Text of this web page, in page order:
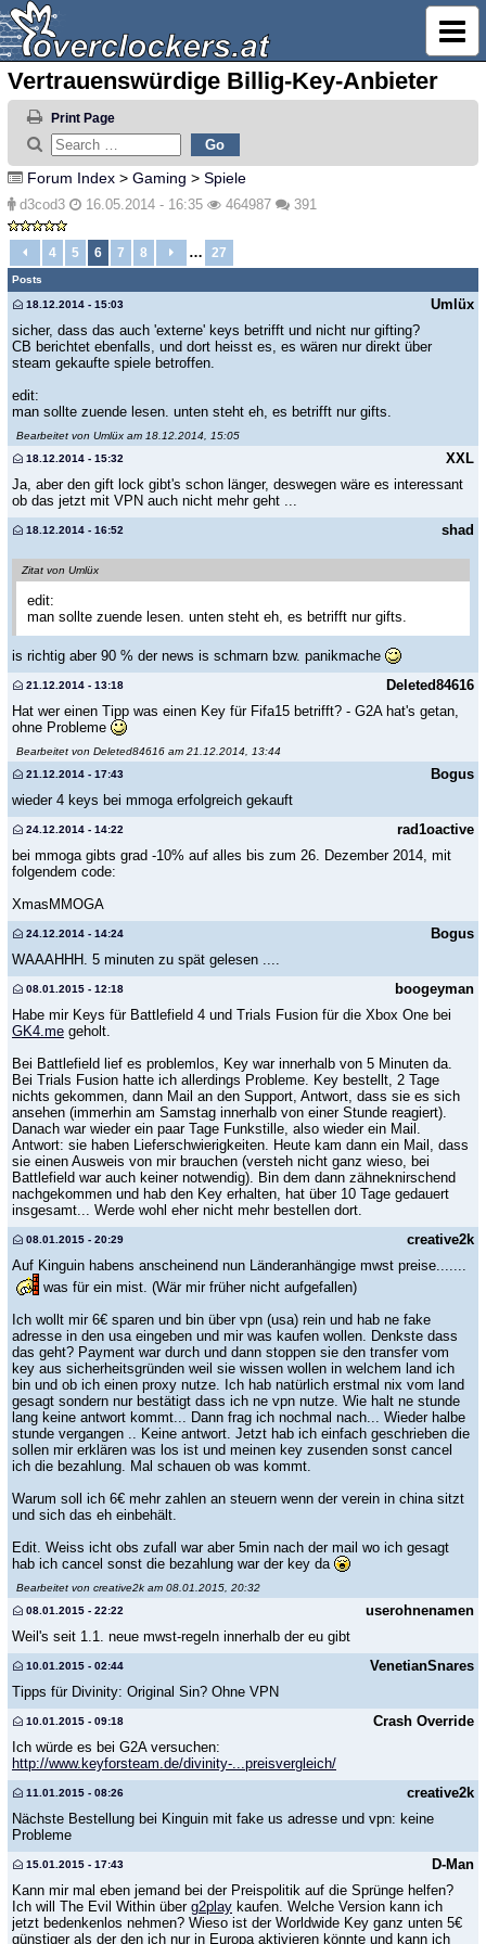
Vertrauenswürdige Billig-Key-Anbieter
Print Page
Forum Index > Gaming > Spiele
d3cod3 16.05.2014 - 16:35 464987 391
4 5 6 7 8 … 27
Posts
Umlüx
18.12.2014 - 15:03
sicher, dass das auch 'externe' keys betrifft und nicht nur gifting?
CB berichtet ebenfalls, und dort heisst es, es wären nur direkt über
steam gekaufte spiele betroffen.
edit:
man sollte zuende lesen. unten steht eh, es betrifft nur gifts.
Bearbeitet von Umlüx am 18.12.2014, 15:05
XXL
18.12.2014 - 15:32
Ja, aber den gift lock gibt's schon länger, deswegen wäre es interessant
ob das jetzt mit VPN auch nicht mehr geht ...
shad
18.12.2014 - 16:52
Zitat von Umlüx
edit:
man sollte zuende lesen. unten steht eh, es betrifft nur gifts.
is richtig aber 90 % der news is schmarn bzw. panikmache
Deleted84616
21.12.2014 - 13:18
Hat wer einen Tipp was einen Key für Fifa15 betrifft? - G2A hat's getan,
ohne Probleme
Bearbeitet von Deleted84616 am 21.12.2014, 13:44
Bogus
21.12.2014 - 17:43
wieder 4 keys bei mmoga erfolgreich gekauft
rad1oactive
24.12.2014 - 14:22
bei mmoga gibts grad -10% auf alles bis zum 26. Dezember 2014, mit
folgendem code:
XmasMMOGA
Bogus
24.12.2014 - 14:24
WAAAHHH. 5 minuten zu spät gelesen ....
boogeyman
08.01.2015 - 12:18
Habe mir Keys für Battlefield 4 und Trials Fusion für die Xbox One bei
GK4.me geholt.
Bei Battlefield lief es problemlos, Key war innerhalb von 5 Minuten da.
Bei Trials Fusion hatte ich allerdings Probleme. Key bestellt, 2 Tage
nichts gekommen, dann Mail an den Support, Antwort, dass sie es sich
ansehen (immerhin am Samstag innerhalb von einer Stunde reagiert).
Danach war wieder ein paar Tage Funkstille, also wieder ein Mail.
Antwort: sie haben Lieferschwierigkeiten. Heute kam dann ein Mail, dass
sie einen Ausweis von mir brauchen (versteh nicht ganz wieso, bei
Battlefield war auch keiner notwendig). Bin dem dann zähneknirschend
nachgekommen und hab den Key erhalten, hat über 10 Tage gedauert
insgesamt... Werde wohl eher nicht mehr bestellen dort.
creative2k
08.01.2015 - 20:29
Auf Kinguin habens anscheinend nun Länderanhängige mwst preise.......
was für ein mist. (Wär mir früher nicht aufgefallen)
Ich wollt mir 6€ sparen und bin über vpn (usa) rein und hab ne fake
adresse in den usa eingeben und mir was kaufen wollen. Denkste dass
das geht? Payment war durch und dann stoppen sie den transfer vom
key aus sicherheitsgründen weil sie wissen wollen in welchem land ich
bin und ob ich einen proxy nutze. Ich hab natürlich erstmal nix vom land
gesagt sondern nur bestätigt dass ich ne vpn nutze. Wie halt ne stunde
lang keine antwort kommt... Dann frag ich nochmal nach... Wieder halbe
stunde vergangen .. Keine antwort. Jetzt hab ich einfach geschrieben die
sollen mir erklären was los ist und meinen key zusenden sonst cancel
ich die bezahlung. Mal schauen ob was kommt.
Warum soll ich 6€ mehr zahlen an steuern wenn der verein in china sitzt
und sich das eh einbehält.
Edit. Weiss icht obs zufall war aber 5min nach der mail wo ich gesagt
hab ich cancel sonst die bezahlung war der key da
Bearbeitet von creative2k am 08.01.2015, 20:32
userohnenamen
08.01.2015 - 22:22
Weil's seit 1.1. neue mwst-regeln innerhalb der eu gibt
VenetianSnares
10.01.2015 - 02:44
Tipps für Divinity: Original Sin? Ohne VPN
Crash Override
10.01.2015 - 09:18
Ich würde es bei G2A versuchen:
http://www.keyforsteam.de/divinity-...preisvergleich/
creative2k
11.01.2015 - 08:26
Nächste Bestellung bei Kinguin mit fake us adresse und vpn: keine
Probleme
D-Man
15.01.2015 - 17:43
Kann mir mal eben jemand bei der Preispolitik auf die Sprünge helfen?
Ich will The Evil Within über g2play kaufen. Welche Version kann ich
jetzt bedenkenlos nehmen? Wieso ist der Worldwide Key ganz unten 5€
günstiger als der den ich nur in Europa aktivieren könnte und kann ich